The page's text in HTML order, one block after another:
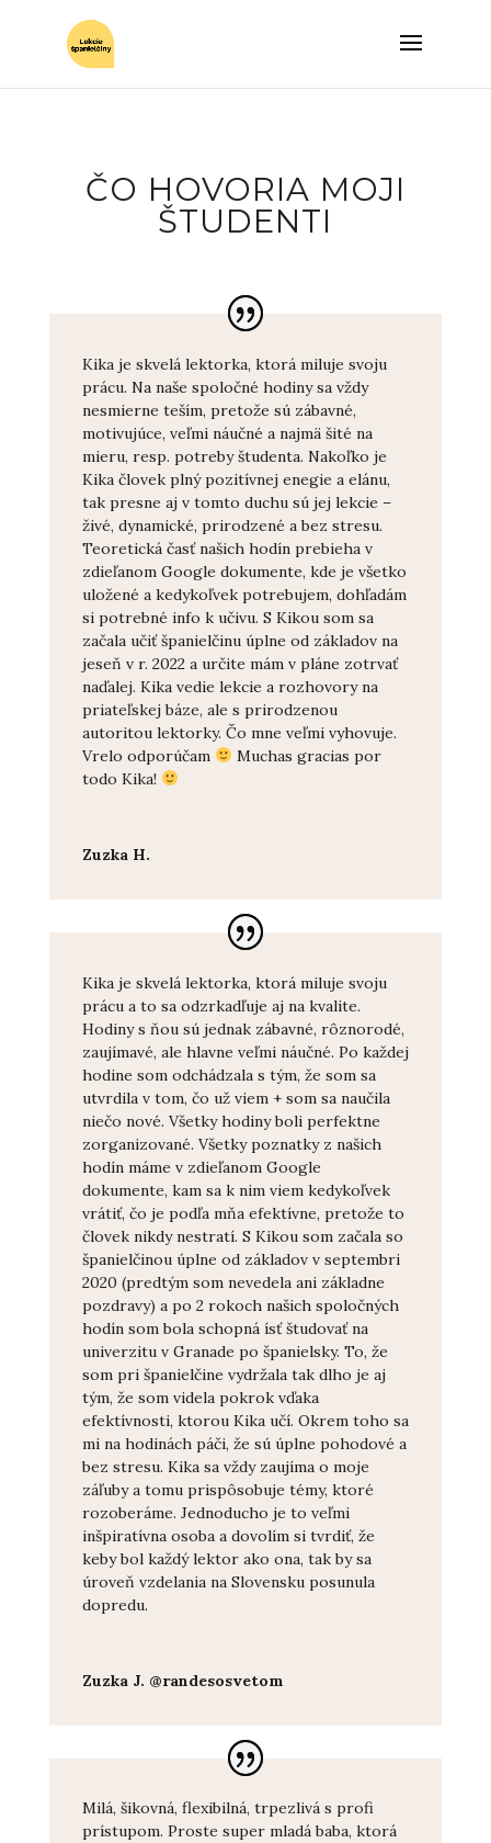
ČO HOVORIA MOJI
ŠTUDENTI
Kika je skvelá lektorka, ktorá miluje svoju
prácu. Na naše spoločné hodiny sa vždy
nesmierne teším, pretože sú zábavné,
motivujúce, veľmi náučné a najmä šité na
mieru, resp. potreby študenta. Nakoľko je
Kika človek plný pozitívnej enegie a elánu,
tak presne aj v tomto duchu sú jej lekcie –
živé, dynamické, prirodzené a bez stresu.
Teoretická časť našich hodín prebieha v
zdieľanom Google dokumente, kde je všetko
uložené a kedykoľvek potrebujem, dohľadám
si potrebné info k učivu. S Kikou som sa
začala učiť španielčinu úplne od základov na
jeseň v r. 2022 a určite mám v pláne zotrvať
naďalej. Kika vedie lekcie a rozhovory na
priateľskej báze, ale s prirodzenou
autoritou lektorky. Čo mne veľmi vyhovuje.
Vrelo odporúčam
Muchas gracias por
todo Kika!
Zuzka H.
Kika je skvelá lektorka, ktorá miluje svoju
prácu a to sa odzrkadľuje aj na kvalite.
Hodiny s ňou sú jednak zábavné, rôznorodé,
zaujímavé, ale hlavne veľmi náučné. Po každej
hodine som odchádzala s tým, že som sa
utvrdila v tom, čo už viem + som sa naučila
niečo nové. Všetky hodiny boli perfektne
zorganizované. Všetky poznatky z našich
hodín máme v zdieľanom Google
dokumente, kam sa k nim viem kedykoľvek
vrátiť, čo je podľa mňa efektívne, pretože to
človek nikdy nestratí. S Kikou som začala so
španielčinou úplne od základov v septembri
2020 (predtým som nevedela ani základne
pozdravy) a po 2 rokoch našich spoločných
hodín som bola schopná ísť študovať na
univerzitu v Granade po španielsky. To, že
som pri španielčine vydržala tak dlho je aj
tým, že som videla pokrok vďaka
efektívnosti, ktorou Kika učí. Okrem toho sa
mi na hodinách páči, že sú úplne pohodové a
bez stresu. Kika sa vždy zaujíma o moje
záľuby a tomu prispôsobuje témy, ktoré
rozoberáme. Jednoducho je to veľmi
inšpiratívna osoba a dovolím si tvrdiť, že
keby bol každý lektor ako ona, tak by sa
úroveň vzdelania na Slovensku posunula
dopredu.
Zuzka J. @randesosvetom
Milá, šikovná, flexibilná, trpezlivá s profi
prístupom. Proste super mladá baba, ktorá